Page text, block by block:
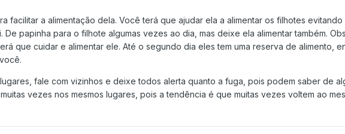
facilitar a alimentação dela. Você terá que ajudar ela a alimentar os filhotes
papinha para o filhote algumas vezes ao dia, mas deixe ela alimentar também.
que cuidar e alimentar ele. Até o segundo dia eles tem uma reserva de alimento,
fale com vizinhos e deixe todos alerta quanto a fuga, pois podem saber de
vezes nos mesmos lugares, pois a tendência é que muitas vezes voltem ao